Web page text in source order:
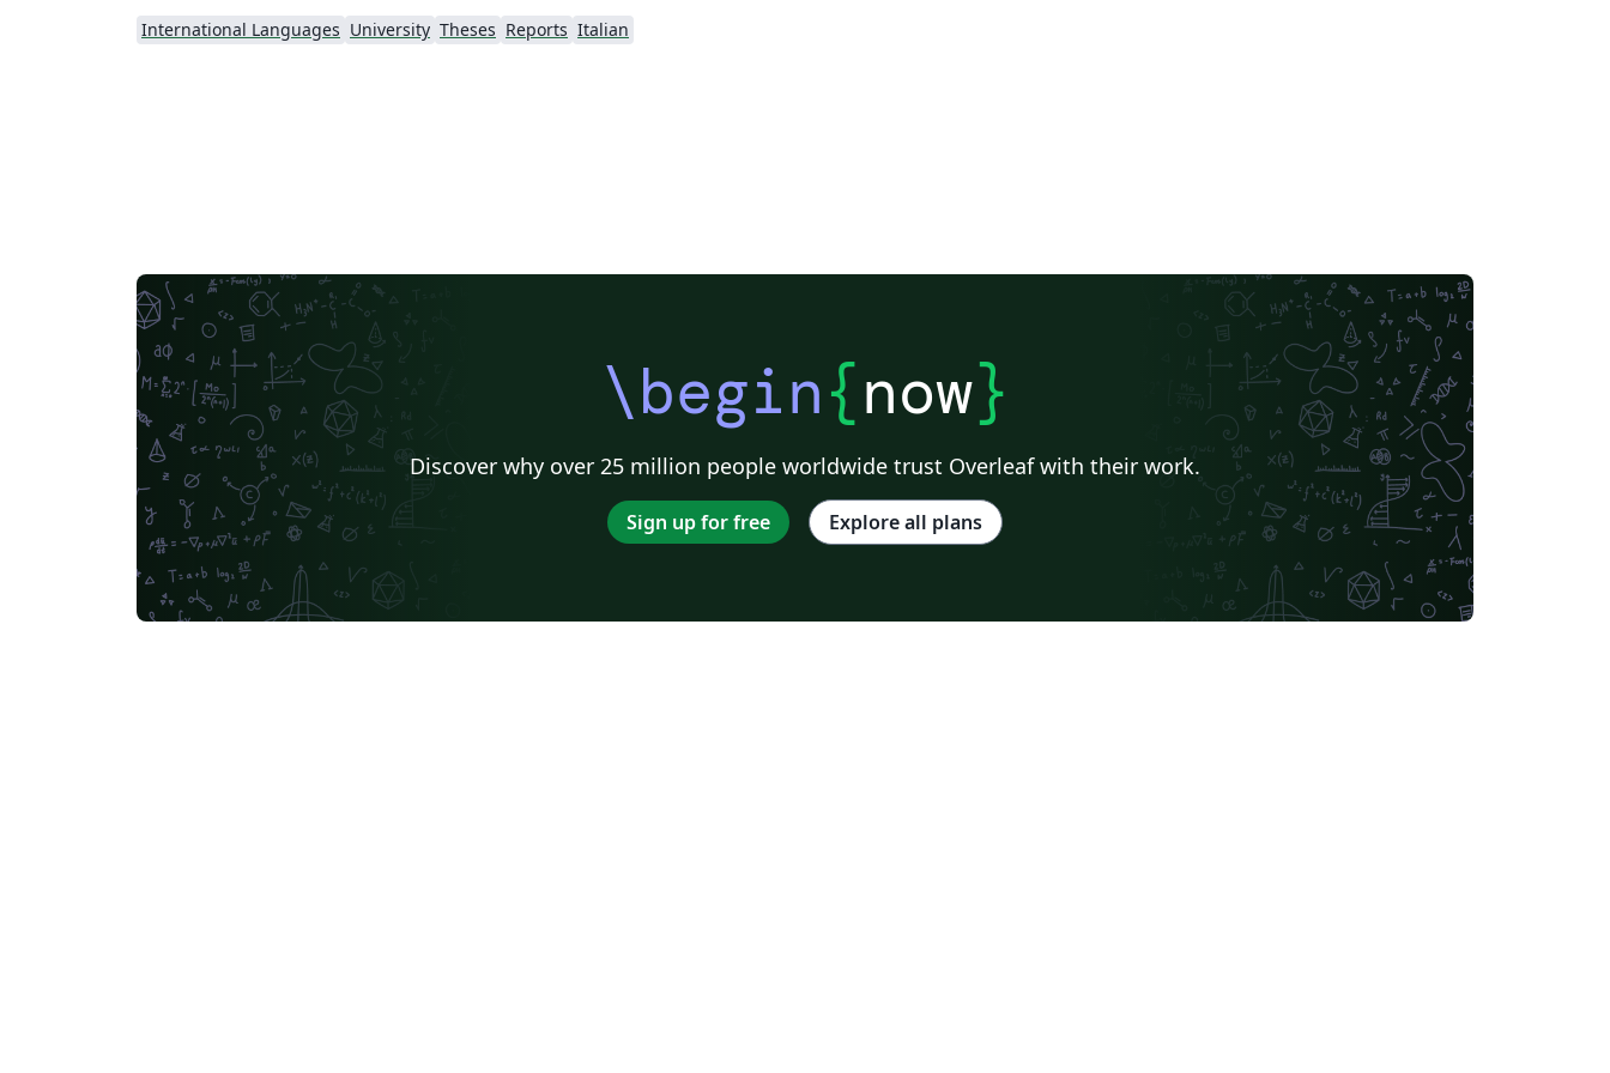
International Languages University Theses Reports Italian
\begin{now}
Discover why over 25 million people worldwide trust Overleaf with their work.
Sign up for free Explore all plans